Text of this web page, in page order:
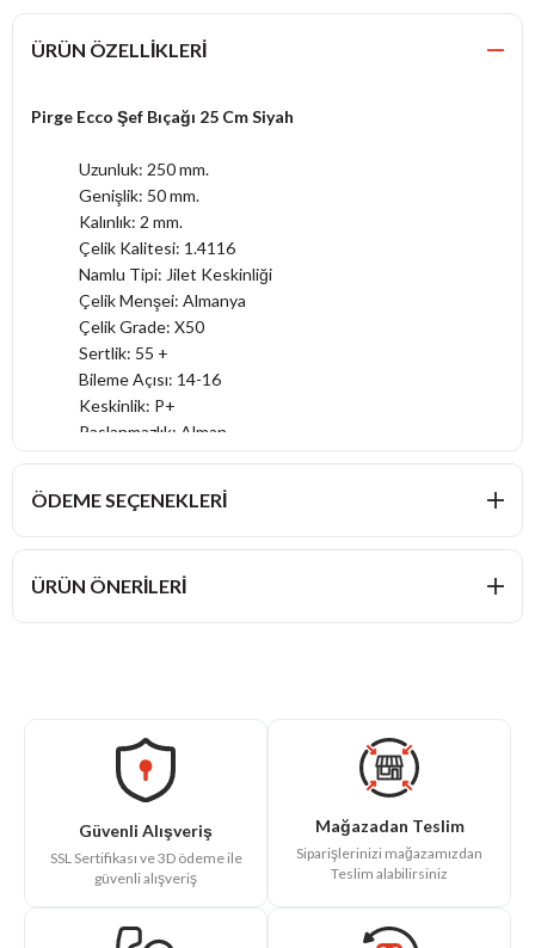
ÜRÜN ÖZELLIKLERI
Pirge Ecco Şef Bıçağı 25 Cm Siyah
Uzunluk: 250 mm.
Genişlik: 50 mm.
Kalınlık: 2 mm.
Çelik Kalitesi: 1.4116
Namlu Tipi: Jilet Keskinliği
Çelik Menşei: Almanya
Çelik Grade: X50
Sertlik: 55 +
Bileme Açısı: 14-16
Keskinlik: P+
Paslanmazlık: Alman
Kimler İçin: Genç Şefler
ÖDEME SEÇENEKLERI
ÜRÜN ÖNERILERI
Güvenli Alışveriş
SSL Sertifikası ve 3D ödeme ile
güvenli alışveriş
Mağazadan Teslim
Siparişlerinizi mağazamızdan
Teslim alabilirsiniz